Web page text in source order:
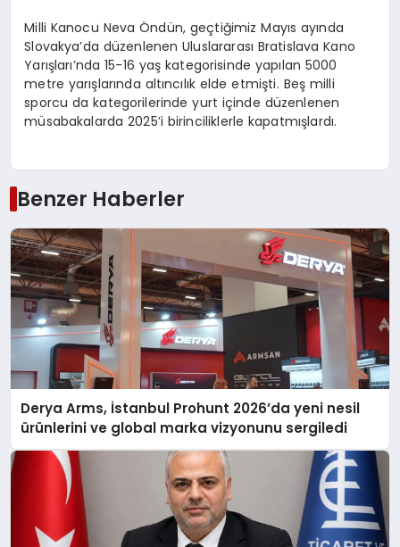
Milli Kanocu Neva Öndün, geçtiğimiz Mayıs ayında
Slovakya’da düzenlenen Uluslararası Bratislava Kano
Yarışları’nda 15-16 yaş kategorisinde yapılan 5000
metre yarışlarında altıncılık elde etmişti. Beş milli
sporcu da kategorilerinde yurt içinde düzenlenen
müsabakalarda 2025’i birinciliklerle kapatmışlardı.
Benzer Haberler
Derya Arms, İstanbul Prohunt 2026’da yeni nesil
ürünlerini ve global marka vizyonunu sergiledi